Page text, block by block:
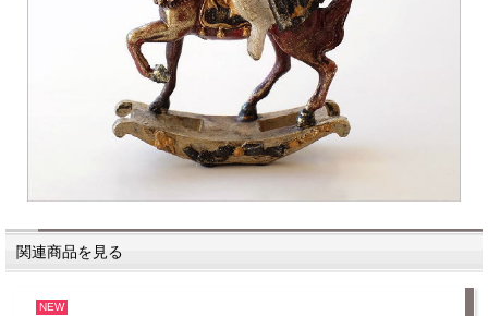
関連商品を見る
NEW